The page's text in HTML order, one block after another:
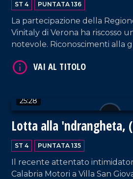
ST 4 PUNTATA 136
La partecipazione della
Vinitaly di Verona ha riscosso
notevole. Riconoscimenti alla
dimostrazione del grande
all'Agricoltura, Gianluca Gallo.
25:28
Lotta alla 'ndrangheta,
la guardia
ST 4 PUNTATA 135
Il recente attentato
Calabria Motori a Villa San
VAI AL TITOLO
VAI AL TITOLO